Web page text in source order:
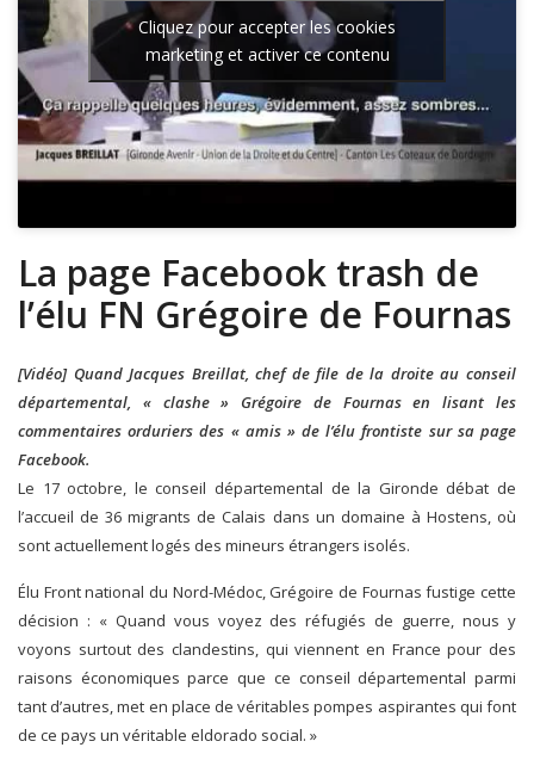
Cliquez pour accepter les cookies
marketing et activer ce contenu
La page Facebook trash de
l’élu FN Grégoire de Fournas
[Vidéo] Quand Jacques Breillat, chef de file de la droite au conseil
départemental, « clashe » Grégoire de Fournas en lisant les
commentaires orduriers des « amis » de l’élu frontiste sur sa page
Facebook.
Le 17 octobre, le conseil départemental de la Gironde débat de
l’accueil de 36 migrants de Calais dans un domaine à Hostens, où
sont actuellement logés des mineurs étrangers isolés.
Élu Front national du Nord-Médoc, Grégoire de Fournas fustige cette
décision : « Quand vous voyez des réfugiés de guerre, nous y
voyons surtout des clandestins, qui viennent en France pour des
raisons économiques parce que ce conseil départemental parmi
tant d’autres, met en place de véritables pompes aspirantes qui font
de ce pays un véritable eldorado social. »